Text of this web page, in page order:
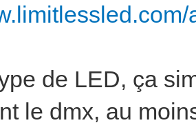
de LED, ça
le dmx, au